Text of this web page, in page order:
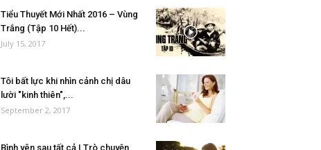
Tiểu Thuyết Mới Nhất 2016 – Vùng
Trắng (Tập 10 Hết)...
July 15, 2017
Tôi bất lực khi nhìn cảnh chị dâu
lười "kinh thiên",...
September 2, 2017
Bình yên sau tất cả | Trò chuyện